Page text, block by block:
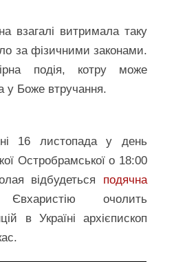
взагалі витримала таку
за фізичними законами.
подія, котру може
у Боже втручання.
16 листопада у день
Остробрамської о 18:00
відбудеться подячна
очолить
в Україні архієпископ